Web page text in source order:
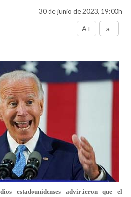
30 de junio de 2023, 19:00h
A+ a-
estadounidenses advirtieron que el